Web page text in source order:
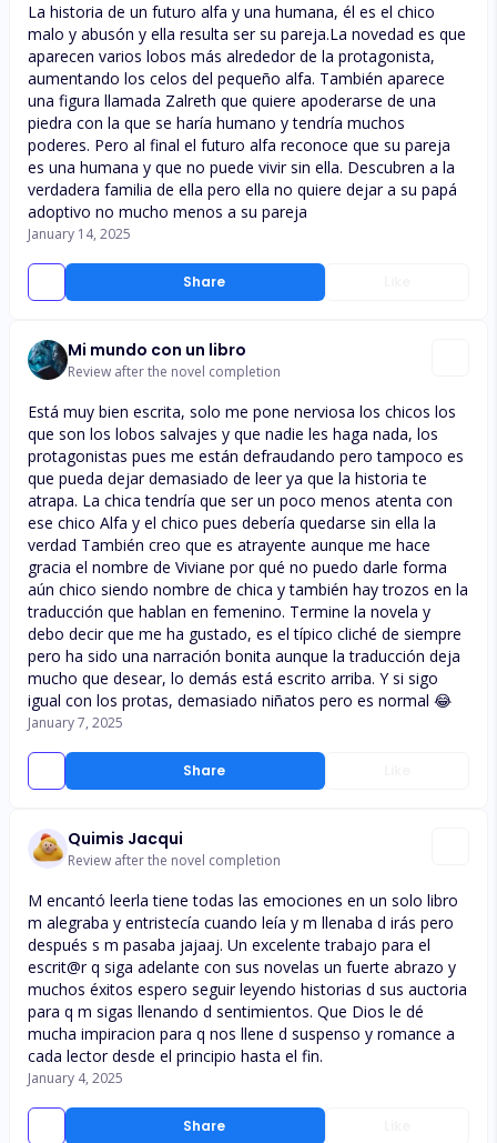
Share
La historia de un futuro alfa y una humana, él es el chico
malo y abusón y ella resulta ser su pareja.La novedad es que
aparecen varios lobos más alrededor de la protagonista,
aumentando los celos del pequeño alfa. También aparece
una figura llamada Zalreth que quiere apoderarse de una
piedra con la que se haría humano y tendría muchos
poderes. Pero al final el futuro alfa reconoce que su pareja
es una humana y que no puede vivir sin ella. Descubren a la
verdadera familia de ella pero ella no quiere dejar a su papá
adoptivo no mucho menos a su pareja
January 14, 2025
Mi mundo con un libro
Review after the novel completion
Share
Está muy bien escrita, solo me pone nerviosa los chicos los
que son los lobos salvajes y que nadie les haga nada, los
protagonistas pues me están defraudando pero tampoco es
que pueda dejar demasiado de leer ya que la historia te
atrapa. La chica tendría que ser un poco menos atenta con
ese chico Alfa y el chico pues debería quedarse sin ella la
verdad También creo que es atrayente aunque me hace
gracia el nombre de Viviane por qué no puedo darle forma
aún chico siendo nombre de chica y también hay trozos en la
traducción que hablan en femenino. Termine la novela y
debo decir que me ha gustado, es el típico cliché de siempre
pero ha sido una narración bonita aunque la traducción deja
mucho que desear, lo demás está escrito arriba. Y si sigo
igual con los protas, demasiado niñatos pero es normal 😂
January 7, 2025
Quimis Jacqui
Review after the novel completion
Share
M encantó leerla tiene todas las emociones en un solo libro
m alegraba y entristecía cuando leía y m llenaba d irás pero
después s m pasaba jajaaj. Un excelente trabajo para el
escrit@r q siga adelante con sus novelas un fuerte abrazo y
muchos éxitos espero seguir leyendo historias d sus auctoria
para q m sigas llenando d sentimientos. Que Dios le dé
mucha impiracion para q nos llene d suspenso y romance a
cada lector desde el principio hasta el fin.
January 4, 2025